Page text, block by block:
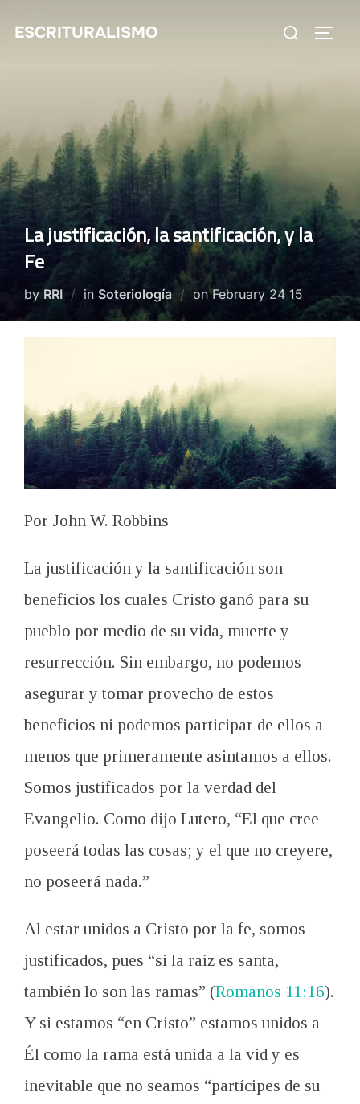
ESCRITURALISMO
Search
La justificación, la santificación, y la
Fe
by RRI in Soteriología onPosted
February 24 15
Por John W. Robbins
La justificación y la santificación son
beneficios los cuales Cristo ganó para su
pueblo por medio de su vida, muerte y
resurrección. Sin embargo, no podemos
asegurar y tomar provecho de estos
beneficios ni podemos participar de ellos a
menos que primeramente asintamos a ellos.
Somos justificados por la verdad del
Evangelio. Como dijo Lutero, “El que cree
poseerá todas las cosas; y el que no creyere,
no poseerá nada.”
Al estar unidos a Cristo por la fe, somos
justificados, pues “si la raíz es santa,
también lo son las ramas” (Romanos 11:16).
Y si estamos “en Cristo” estamos unidos a
Él como la rama está unida a la vid y es
inevitable que no seamos “partícipes de su